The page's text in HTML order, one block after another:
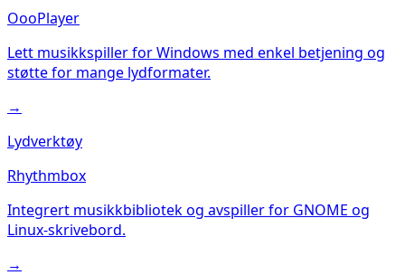
OooPlayer
Lett musikkspiller for Windows med enkel betjening og
støtte for mange lydformater.
→
Lydverktøy
Rhythmbox
Integrert musikkbibliotek og avspiller for GNOME og
Linux-skrivebord.
→